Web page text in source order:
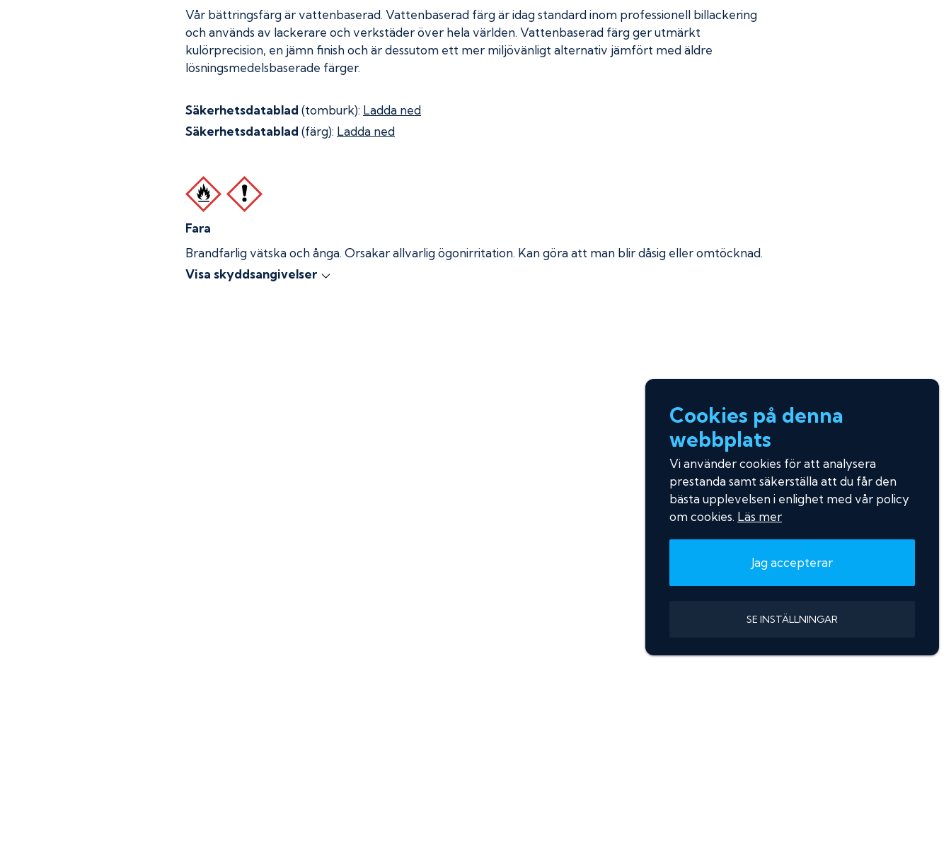
Vår bättringsfärg är vattenbaserad. Vattenbaserad färg är idag standard inom professionell billackering
och används av lackerare och verkstäder över hela världen. Vattenbaserad färg ger utmärkt
kulörprecision, en jämn finish och är dessutom ett mer miljövänligt alternativ jämfört med äldre
lösningsmedelsbaserade färger.
Säkerhetsdatablad (tomburk): Ladda ned
Säkerhetsdatablad (färg): Ladda ned
Fara
Brandfarlig vätska och ånga. Orsakar allvarlig ögonirritation. Kan göra att man blir dåsig eller omtöcknad.
Visa skyddsangivelser
Cookies på denna
webbplats
Vi använder cookies för att analysera
prestanda samt säkerställa att du får den
bästa upplevelsen i enlighet med vår policy
om cookies. Läs mer
Jag accepterar
SE INSTÄLLNINGAR